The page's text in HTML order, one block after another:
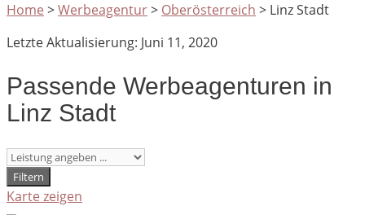
Home >Werbeagentur> Oberösterreich > Linz Stadt
Letzte Aktualisierung: Juni 11, 2020
Passende Werbeagenturen in
Linz Stadt
Filtern
Karte zeigen